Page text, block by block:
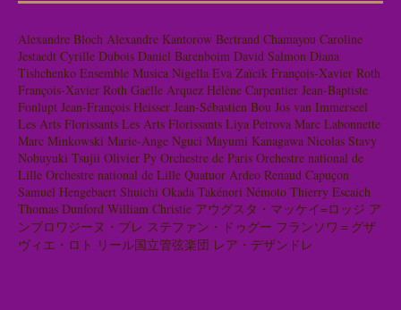
Alexandre Bloch Alexandre Kantorow Bertrand Chamayou Caroline
Jestaedt Cyrille Dubois Daniel Barenboim David Salmon Diana
Tishchenko Ensemble Musica Nigella Eva Zaïcik François-Xavier Roth
François-Xavier Roth Gaëlle Arquez Hélène Carpentier Jean-Baptiste
Fonlupt Jean-François Heisser Jean-Sébastien Bou Jos van Immerseel
Les Arts Florissants Les Arts Florissants Liya Petrova Marc Labonnette
Marc Minkowski Marie-Ange Nguci Mayumi Kanagawa Nicolas Stavy
Nobuyuki Tsujii Olivier Py Orchestre de Paris Orchestre national de
Lille Orchestre national de Lille Quatuor Ardeo Renaud Capuçon
Samuel Hengebaert Shuichi Okada Takénori Némoto Thierry Escaich
Thomas Dunford William Christie アウグスタ・マッケイ=ロッジ ア
ンブロワジーヌ・ブレ ステファン・ドゥグー フランソワ＝グザ
ヴィエ・ロト リール国立管弦楽団 レア・デザンドレ